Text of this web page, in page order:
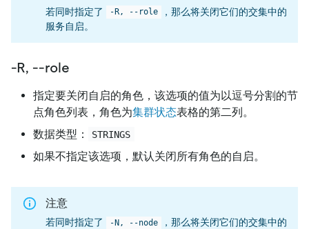
若同时指定了 -R, --role
，那么将关闭它们的交集中的
服务自启。
-R, --role
指定要关闭自启的角色，该选项的值为以逗号分割的节
点角色列表，角色为集群状态表格的第二列。
数据类型：
STRINGS
如果不指定该选项，默认关闭所有角色的自启。
注意
若同时指定了 -N, --node
，那么将关闭它们的交集中的